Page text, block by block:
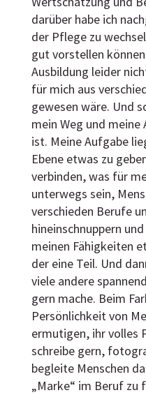
darüber habe ich
der Pflege zu
gut vorstellen
Ausbildung leider
für mich aus
gewesen wäre. Und
mein Weg und
ist. Meine Aufgabe
Ebene etwas zu
verbinden, was für
unterwegs sein,
verschieden Berufe
hineinschnuppern
meinen Fähigkeiten
der eine Teil. Und
viele andere
gern mache. Beim
Persönlichkeit von
ermutigen, ihr volles
schreibe gern,
begleite Menschen
„Marke“ im Beruf zu